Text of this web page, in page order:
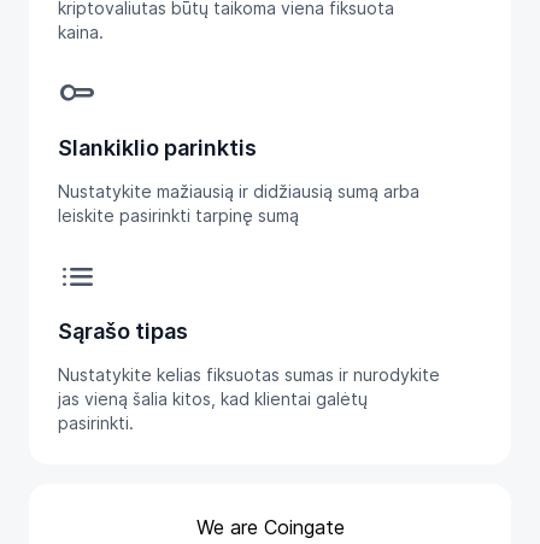
kriptovaliutas būtų taikoma viena fiksuota
kaina.
switches
Slankiklio parinktis
Nustatykite mažiausią ir didžiausią sumą arba
leiskite pasirinkti tarpinę sumą
list
Sąrašo tipas
Nustatykite kelias fiksuotas sumas ir nurodykite
jas vieną šalia kitos, kad klientai galėtų
pasirinkti.
We are Coingate